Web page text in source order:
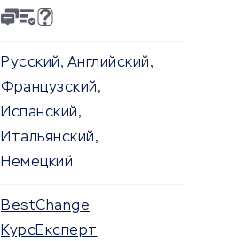
Русский, Английский,
Французский,
Испанский,
Итальянский,
Немецкий
BestChange
КурсЕксперт